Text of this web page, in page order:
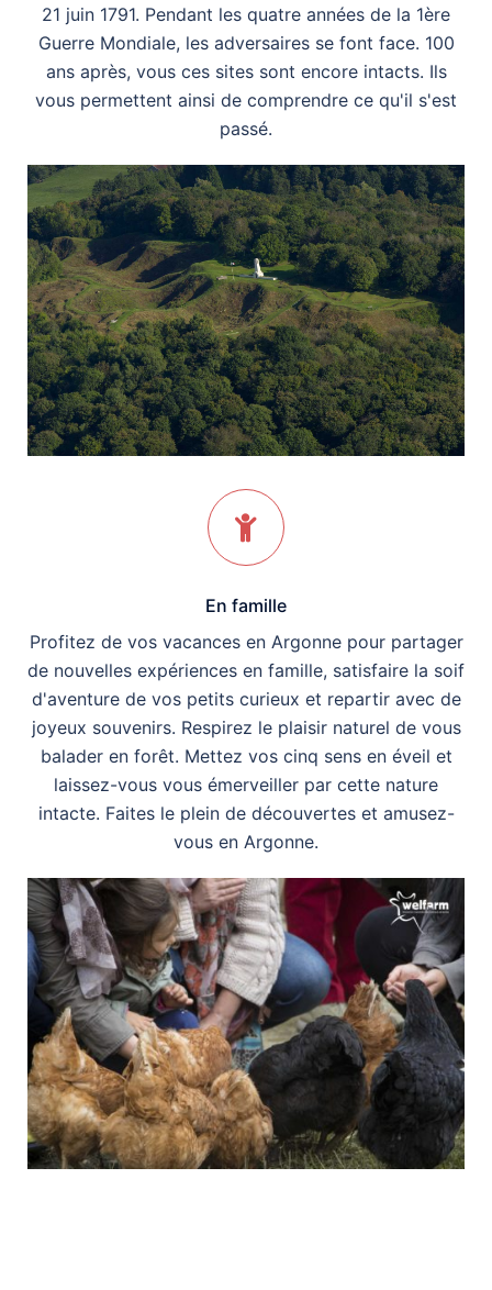
21 juin 1791. Pendant les quatre années de la 1ère
Guerre Mondiale, les adversaires se font face. 100
ans après, vous ces sites sont encore intacts. Ils
vous permettent ainsi de comprendre ce qu'il s'est
passé.
En famille
Profitez de vos vacances en Argonne pour partager
de nouvelles expériences en famille, satisfaire la soif
d'aventure de vos petits curieux et repartir avec de
joyeux souvenirs. Respirez le plaisir naturel de vous
balader en forêt. Mettez vos cinq sens en éveil et
laissez-vous vous émerveiller par cette nature
intacte. Faites le plein de découvertes et amusez-
vous en Argonne.